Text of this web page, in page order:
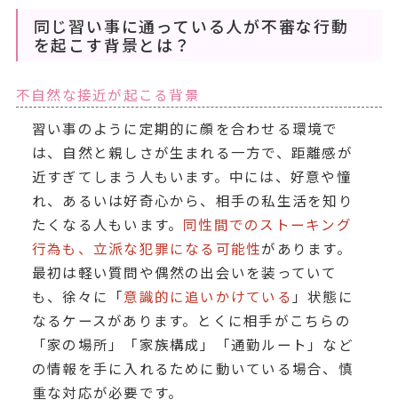
同じ習い事に通っている人が不審な行動
を起こす背景とは？
不自然な接近が起こる背景
習い事のように定期的に顔を合わせる環境で
は、自然と親しさが生まれる一方で、距離感が
近すぎてしまう人もいます。中には、好意や憧
れ、あるいは好奇心から、相手の私生活を知り
たくなる人もいます。 同性間でのストーキング
行為も、立派な犯罪になる可能性があります。
最初は軽い質問や偶然の出会いを装っていて
も、徐々に「意識的に追いかけている 」状態に
なるケースがあります。とくに相手がこちらの
「家の場所」「家族構成」「通勤ルート」など
の情報を手に入れるために動いている場合、慎
重な対応が必要です。